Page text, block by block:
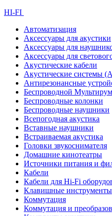
HI-FI
Автоматизация
Аксессуары для акустики
Аксессуары для
Аксессуары для
Акустические кабели
Акустические системы
Антирезонансные
Беспроводной Мультирум
Беспроводные колонки
Беспроводные наушники
Всепогодная акустика
Вставные наушники
Встраиваемая акустика
Головки звукоснимателя
Домашние кинотеатры
Источники питания и
Кабели
Кабели для Hi-Fi
Клавишные инструменты
Коммутация
Коммутация и